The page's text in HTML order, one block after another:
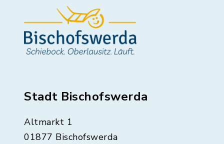
Stadt Bischofswerda
Altmarkt 1
01877 Bischofswerda